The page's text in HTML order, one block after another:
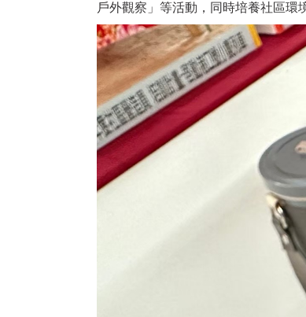
戶外觀察」等活動，同時培養社區環